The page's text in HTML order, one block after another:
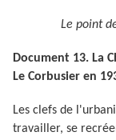
Le point
Document 13. La
Le Corbusier en
Les clefs de
travailler, se